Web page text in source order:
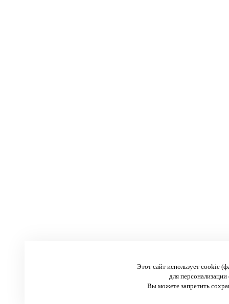
Этот сайт использует cookie
для персонализации
Вы можете запретить